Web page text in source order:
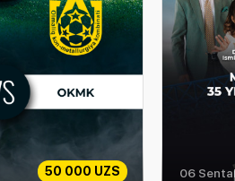
50 000 UZS 06